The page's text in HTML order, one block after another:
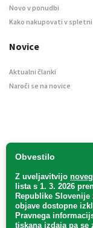
Obvestilo
Z uveljavitvijo
lista s 1. 3. 2026
Republike Slovenije
objave dostopne
Pravnega
tiskana izdaja pa se
Novo v ponudbi
Kako nakupovati v
Novice
Aktualni članki
Naroči se na novice
Uradni list d. o. o. – v